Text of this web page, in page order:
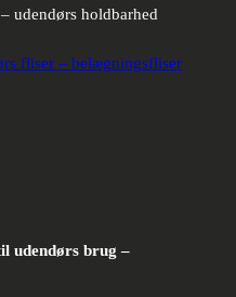
udendørs holdbarhed
fliser – belægningsfliser
udendørs brug –